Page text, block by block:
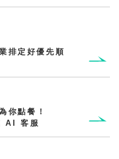
排定好優先順
你點餐！
AI 客服